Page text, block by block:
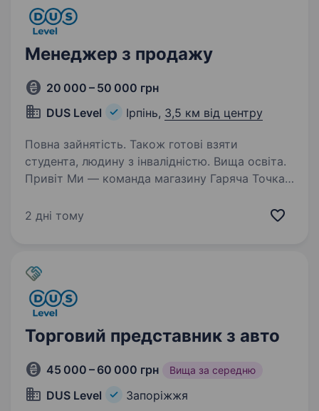
Менеджер з продажу
20 000 – 50 000 грн
DUS Level
Ірпінь, 3,5 км від центру
Повна зайнятість. Також готові взяти
студента, людину з інвалідністю. Вища освіта.
Привіт Ми — команда магазину Гаряча Точка,
тепло, комфорт і стиль у кожен дім та офіс.
2 дні тому
Торговий представник з авто
45 000 – 60 000 грн Вища за середню
DUS Level Запоріжжя